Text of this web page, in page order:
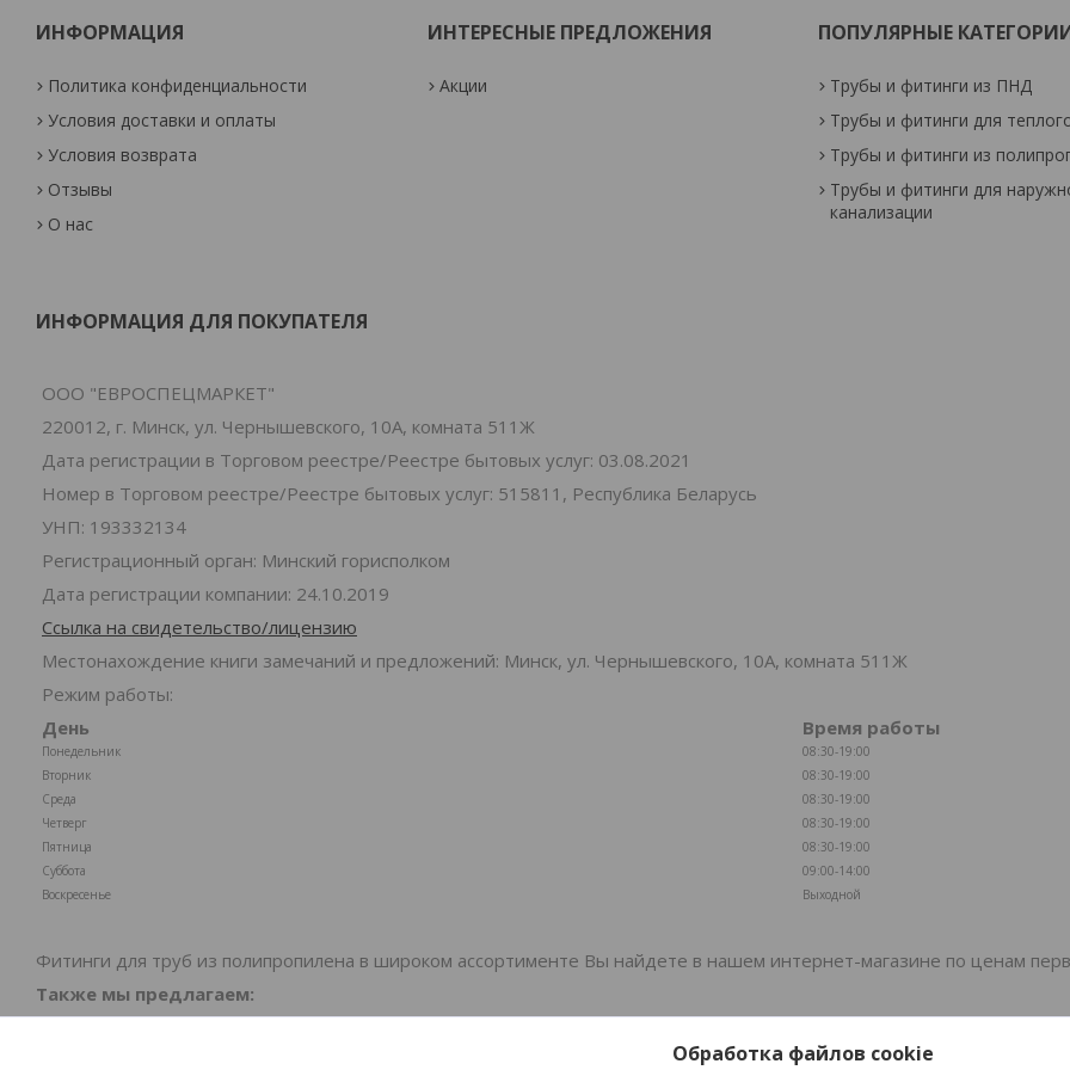
ИНФОРМАЦИЯ
Политика конфиденциальности
Условия доставки и оплаты
Условия возврата
Отзывы
О нас
ИНТЕРЕСНЫЕ ПРЕДЛОЖЕНИЯ
Акции
ПОПУЛЯРНЫЕ
Трубы и фитинги из ПНД
Трубы и фитинги для
Трубы и фитинги из
Трубы и фитинги для
канализации
ИНФОРМАЦИЯ ДЛЯ ПОКУПАТЕЛЯ
ООО "ЕВРОСПЕЦМАРКЕТ"
220012, г. Минск, ул. Чернышевского, 10А, комната 511Ж
Дата регистрации в Торговом реестре/Реестре бытовых услуг: 03.08.2021
Номер в Торговом реестре/Реестре бытовых услуг: 515811, Республика Беларусь
УНП: 193332134
Регистрационный орган: Минский горисполком
Дата регистрации компании: 24.10.2019
Ссылка на свидетельство/лицензию
Местонахождение книги замечаний и предложений: Минск, ул. Чернышевского, 10А, комната 511Ж
Режим работы:
День
Время работы
Понедельник
08:30-19:00
Вторник
08:30-19:00
Среда
08:30-19:00
Четверг
08:30-19:00
Пятница
08:30-19:00
Суббота
09:00-14:00
Воскресенье
Выходной
Фитинги для труб из полипропилена в широком ассортименте Вы найдете в нашем интернет-магазине по ценам
Также мы предлагаем:
Обработка файлов cookie